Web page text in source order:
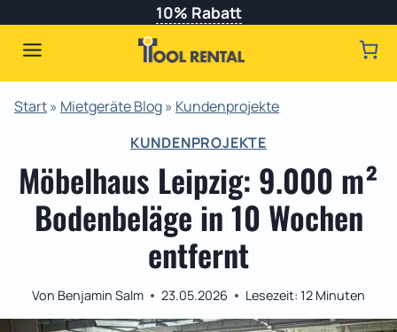
springen
10% Rabatt
Start» Mietgeräte Blog» Kundenprojekte
KUNDENPROJEKTE
Möbelhaus Leipzig: 9.000 m²
Bodenbeläge in 10 Wochen
entfernt
Von Benjamin Salm 23.05.2026 Lesezeit: 12 Minuten